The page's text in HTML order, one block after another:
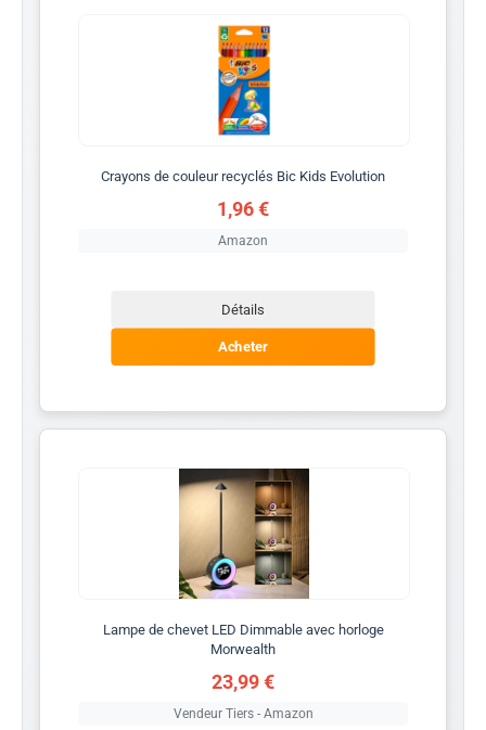
Crayons de couleur recyclés Bic Kids Evolution
1,96 €
Amazon
Détails
Acheter
Lampe de chevet LED Dimmable avec horloge
Morwealth
23,99 €
Vendeur Tiers - Amazon